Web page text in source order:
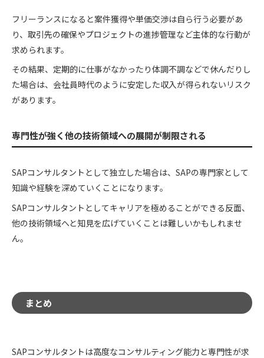
フリーランスになると案件獲得や単価交渉は自ら行う必要があ
り、取引先の確保やプロジェクトの進捗管理など主体的な行動が
求められます。
その結果、定期的に仕事がなかったり体調不調などで休んだりし
た場合は、会社員時代のように安定した収入が得られないリスク
があります。
専門性が強く他の技術領域への展開が制限される
SAPコンサルタントとして独立した場合は、SAPの専門家として
知識や経験を深めていくことになります。
SAPコンサルタントとしてキャリアを極めることができる反面、
他の技術領域へと知見を広げていくことは難しいかもしれませ
ん。
まとめ
SAPコンサルタントは高度なコンサルティング能力と専門性が求